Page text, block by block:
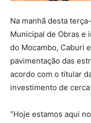
Na manhã desta
Municipal de Obras e
do Mocambo, Caburi
pavimentação das
acordo com o titular
investimento de
“Hoje estamos aqui